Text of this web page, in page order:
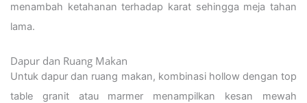
menambah ketahanan terhadap karat sehingga meja tahan
lama.
Dapur dan Ruang Makan
Untuk dapur dan ruang makan, kombinasi hollow dengan top
table granit atau marmer menampilkan kesan mewah